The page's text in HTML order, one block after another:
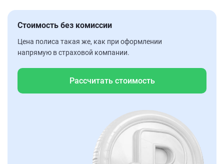
Стоимость без комиссии
Цена полиса такая же, как при оформлении
напрямую в страховой компании.
Рассчитать стоимость